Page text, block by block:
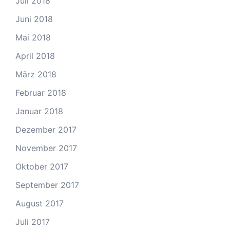
Juni 2018
Mai 2018
April 2018
März 2018
Februar 2018
Januar 2018
Dezember 2017
November 2017
Oktober 2017
September 2017
August 2017
Juli 2017